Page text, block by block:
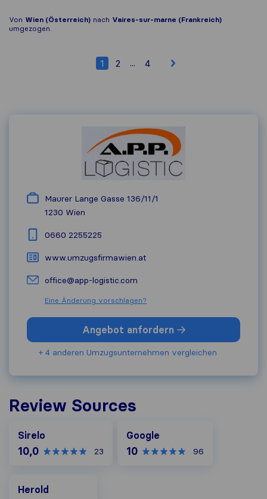
Von Wien (Österreich) nach Vaires-sur-marne (Frankreich)
umgezogen.
1 2 ... 4
Maurer Lange Gasse 136/11/1
1230 Wien
0660 2255225
www.umzugsfirmawien.at
office@app-logistic.com
Eine Änderung vorschlagen?
Angebot anfordern
+ 4 anderen Umzugs​unternehmen vergleichen
Review Sources
Sirelo
10,0 23
Google
10 96
Herold